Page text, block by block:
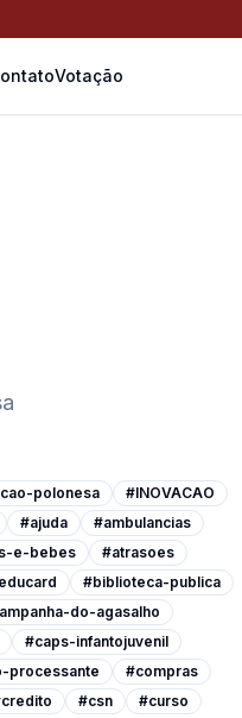
Votação
polonesa
#INOVACAO
#ajuda
#ambulancias
e-bebes
#atrasoes
#biblioteca-publica
do-agasalho
#caps-infantojuvenil
processante
#compras
#csn
#curso